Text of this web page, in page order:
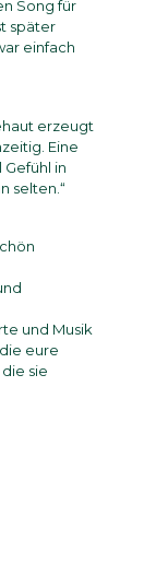
Song für
später
einfach
erzeugt
Eine
Gefühl in
selten.“
und Musik
, die eure
sie